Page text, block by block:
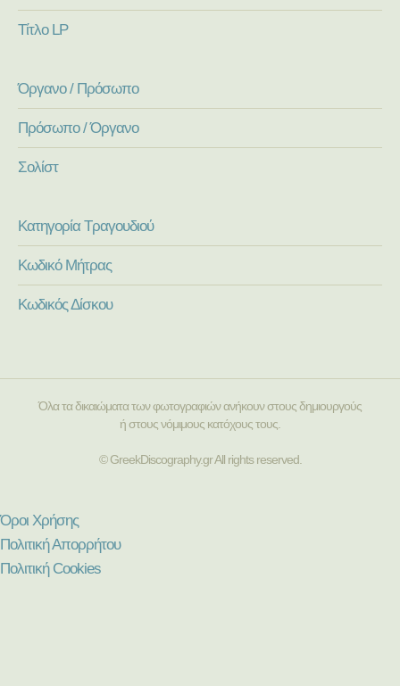
Τίτλο LP
Όργανο / Πρόσωπο
Πρόσωπο / Όργανο
Σολίστ
Κατηγορία Τραγουδιού
Κωδικό Μήτρας
Κωδικός Δίσκου
Όλα τα δικαιώματα των φωτογραφιών ανήκουν στους δημιουργούς
ή στους νόμιμους κατόχους τους.
© GreekDiscography.gr All rights reserved.
Όροι Χρήσης
Πολιτική Απορρήτου
Πολιτική Cookies